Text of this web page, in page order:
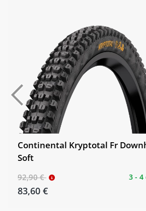
Continental Kryptotal Fr
Soft
92,90 €
83,60 €
3 - 4